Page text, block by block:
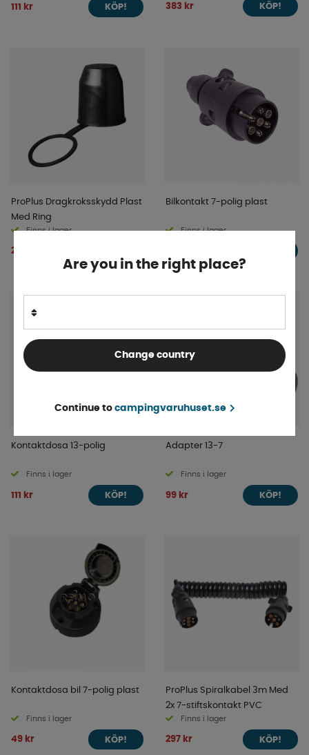
111 kr KÖP! 383 kr KÖP!
ProPlus Dragkroksskydd Plast
Med Ring
Finns i lager
29 kr
Bilkontakt 7-polig plast
Finns i lager
Kontaktdosa 13-polig
Finns i lager
111 kr KÖP!
Adapter 13-7
Finns i lager
99 kr KÖP!
Kontaktdosa bil 7-polig plast
Finns i lager
49 kr KÖP!
ProPlus Spiralkabel 3m Med
2x 7-stiftskontakt PVC
Finns i lager
297 kr KÖP!
Are you in the right place?
Change country
Continue to campingvaruhuset.se